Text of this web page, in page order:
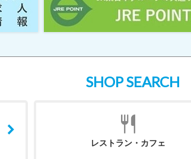
SHOP SEARCH
レストラン・カフェ